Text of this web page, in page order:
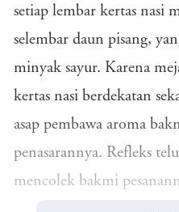
setiap lembar kertas nasi
selembar daun pisang,
minyak sayur. Karena
kertas nasi berdekatan
asap pembawa aroma
penasarannya. Refleks
mencolek bakmi